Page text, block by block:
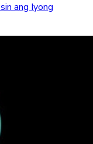
ang Iyong